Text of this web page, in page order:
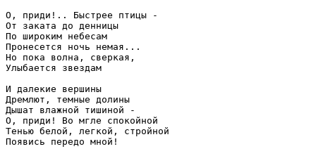
О, приди!.. Быстрее птицы -
От заката до денницы
По широким небесам
Пронесется ночь немая...
Но пока волна, сверкая,
Улыбается звездам
И далекие вершины
Дремлют, темные долины
Дышат влажной тишиной -
О, приди! Во мгле спокойной
Тенью белой, легкой, стройной
Появись передо мной!